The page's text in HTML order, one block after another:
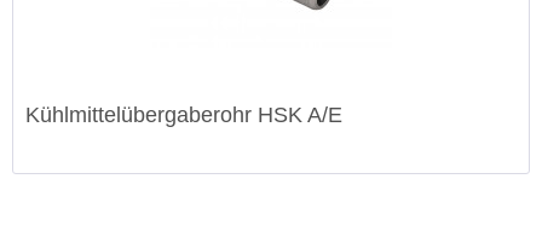
Kühlmittelübergaberohr HSK A/E